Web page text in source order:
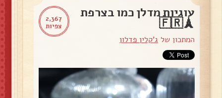
2,367
צפיות
עוגיות מדלן כמו בצרפת
🗼🇫🇷
המתכון של ג'קלין פדלון